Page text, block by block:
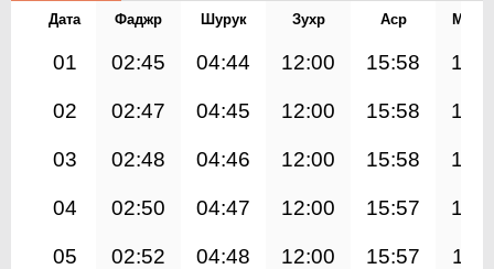
Дата Фаджр Шурук Зухр Аср
01 02:45 04:44 12:00 15:58
02 02:47 04:45 12:00 15:58
03 02:48 04:46 12:00 15:58
04 02:50 04:47 12:00 15:57
05 02:52 04:48 12:00 15:57